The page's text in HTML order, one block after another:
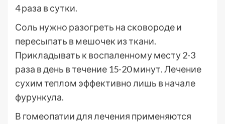
4 раза в сутки.
Соль нужно разогреть на сковороде и
пересыпать в мешочек из ткани.
Прикладывать к воспаленному месту 2-3
раза в день в течение 15-20 минут. Лечение
сухим теплом эффективно лишь в начале
фурункула.
В гомеопатии для лечения применяются